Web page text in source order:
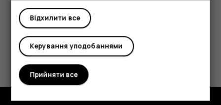
Це було для вас корисним?
Так Ні
Відхилити все
Керування уподобаннями
Прийняти все